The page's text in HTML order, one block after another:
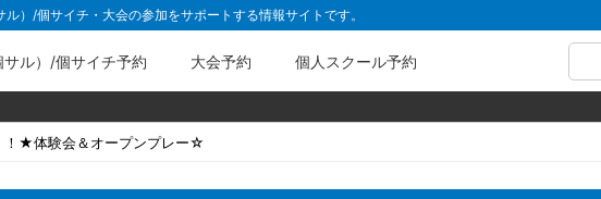
）/個サイチ・大会の参加をサポートする情報サイトです。
ル）/個サイチ予約 大会予約 個人スクール予約
！★体験会＆オープンプレー☆